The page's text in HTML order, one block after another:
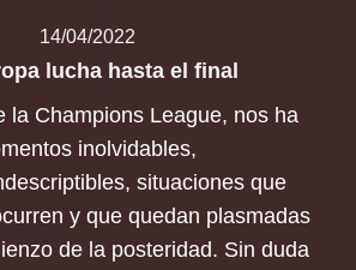
14/04/2022
lucha hasta el final
la Champions League, nos ha
inolvidables,
situaciones que
y que quedan plasmadas
de la posteridad. Sin duda